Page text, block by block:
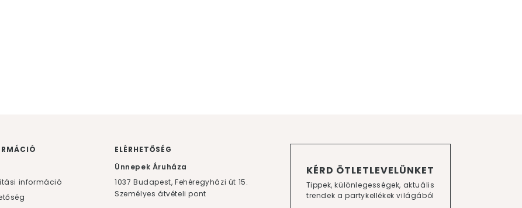
KÉRD ÖTLETLEVELÜNKET
Tippek, különlegességek, aktuális
trendek a partykellékek világából
információ
ELÉRHETŐSÉG
Ünnepek Áruháza
1037 Budapest, Fehéregyházi út 15.
Személyes átvételi pont